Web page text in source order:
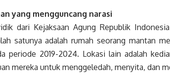
yang mengguncang narasi
dari Kejaksaan Agung Republik
satunya adalah rumah seorang mantan
periode 2019-2024. Lokasi lain adalah
mereka untuk menggeledah, menyita, dan